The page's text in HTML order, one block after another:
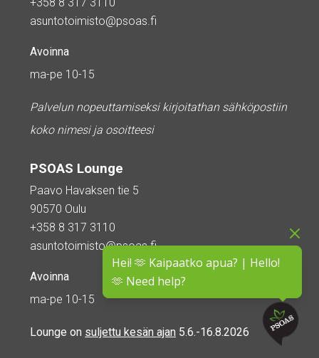
Hei! 🫶 Kaipaatko apua? | Hello!
🫶 Need help?
asuntotoimisto@psoas.fi
Avoinna
ma-pe 10-15
Palvelun nopeuttamiseksi kirjoitathan sähköpostiin
koko nimesi ja osoitteesi
PSOAS Lounge
Paavo Havaksen tie 5
90570 Oulu
+358 8 317 3110
asuntotoimisto@psoas.fi
Avoinna
ma-pe 10-15
Lounge on suljettu kesän ajan 5.6.-16.8.2026